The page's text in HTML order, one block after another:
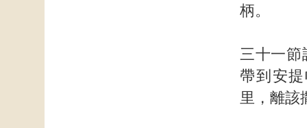
柄。
三十一節
帶到安
里，離該